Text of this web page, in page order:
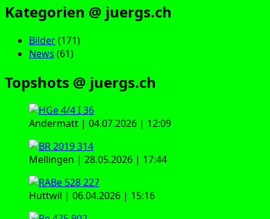
Kategorien @ juergs.ch
Bilder(171)
News (61)
Topshots @ juergs.ch
Andermatt | 04.07.2026 | 12:09
Mellingen | 28.05.2026 | 17:44
Huttwil | 06.04.2026 | 15:16